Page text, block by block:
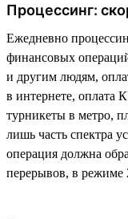
Процессинг:
Ежедневно
финансовых
и другим людям,
в интернете, оплата
турникеты в метро,
лишь часть спектра
операция должна
перерывов, в режиме